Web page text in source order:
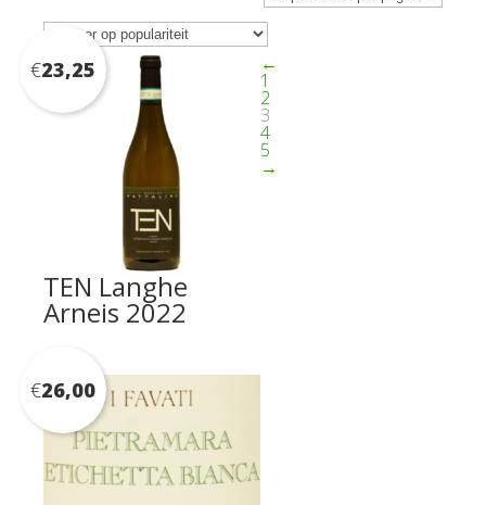
TEN Langhe
Arneis 2022
€23,25
€26,00
←
1
2
3
4
5
→